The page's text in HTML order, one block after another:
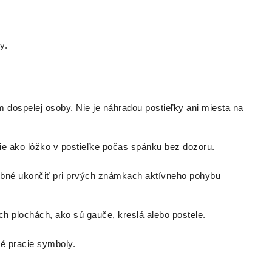
dospelej osoby. Nie je náhradou postieľky ani miesta na
ako lôžko v postieľke počas spánku bez dozoru.
ukončiť pri prvých známkach aktívneho pohybu
plochách, ako sú gauče, kreslá alebo postele.
pracie symboly.